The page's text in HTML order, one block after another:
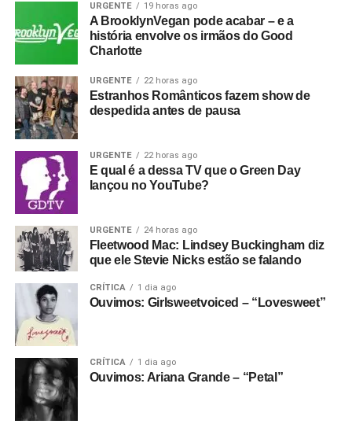
URGENTE 19 horas ago
A BrooklynVegan pode acabar – e a
história envolve os irmãos do Good
Charlotte
URGENTE 22 horas ago
Estranhos Românticos fazem show de
despedida antes de pausa
URGENTE 22 horas ago
E qual é a dessa TV que o Green Day
lançou no YouTube?
URGENTE 24 horas ago
Fleetwood Mac: Lindsey Buckingham diz
que ele Stevie Nicks estão se falando
CRÍTICA 1 dia ago
Ouvimos: Girlsweetvoiced – “Lovesweet”
CRÍTICA 1 dia ago
Ouvimos: Ariana Grande – “Petal”